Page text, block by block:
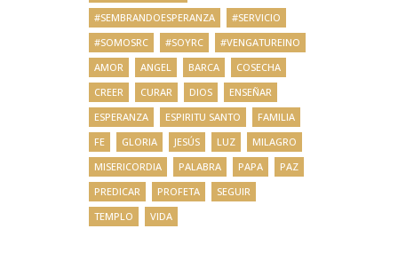
#SEMBRANDOESPERANZA
#SERVICIO
#SOMOSRC
#SOYRC
#VENGATUREINO
AMOR
ANGEL BARCA
COSECHA
CREER
CURAR DIOS
ENSEÑAR
ESPERANZA
ESPIRITU SANTO
FAMILIA
FE
GLORIA JESÚS LUZ
MILAGRO
MISERICORDIA
PALABRA PAPA
PAZ
PREDICAR
PROFETA
SEGUIR
TEMPLO
VIDA